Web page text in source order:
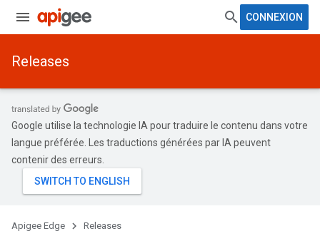
CONNEXION
Releases
Google utilise la technologie IA pour traduire le contenu dans votre
langue préférée. Les traductions générées par IA peuvent
contenir des erreurs.
Apigee Edge Releases